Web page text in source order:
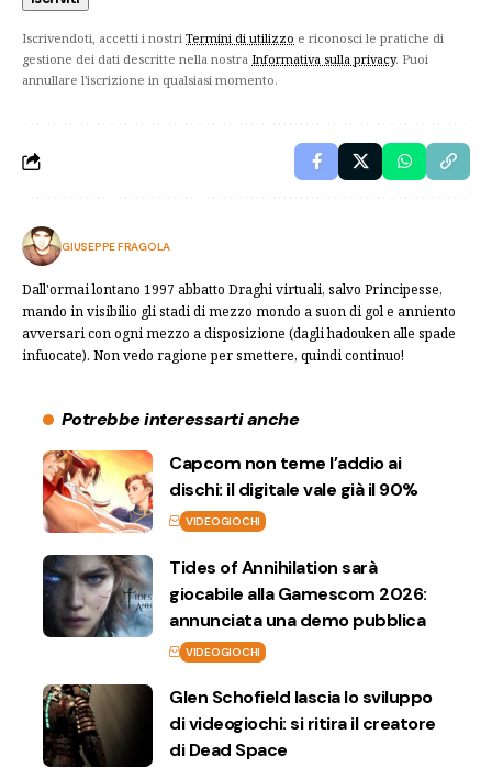
Iscrivendoti, accetti i nostri Termini di utilizzo e riconosci le pratiche di
gestione dei dati descritte nella nostra Informativa sulla privacy. Puoi
annullare l'iscrizione in qualsiasi momento.
GIUSEPPE FRAGOLA
Dall'ormai lontano 1997 abbatto Draghi virtuali, salvo Principesse,
mando in visibilio gli stadi di mezzo mondo a suon di gol e anniento
avversari con ogni mezzo a disposizione (dagli hadouken alle spade
infuocate). Non vedo ragione per smettere, quindi continuo!
Potrebbe interessarti anche
Capcom non teme l’addio ai
dischi: il digitale vale già il 90%
VIDEOGIOCHI
Tides of Annihilation sarà
giocabile alla Gamescom 2026:
annunciata una demo pubblica
VIDEOGIOCHI
Glen Schofield lascia lo sviluppo
di videogiochi: si ritira il creatore
di Dead Space